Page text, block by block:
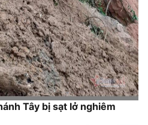
Tây bị sạt lở nghiêm